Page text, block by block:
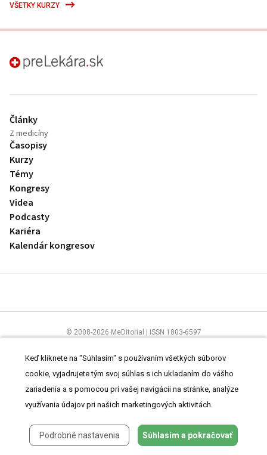
VŠETKY KURZY
preLekára.sk
Články
Z medicíny
Časopisy
Kurzy
Témy
Kongresy
Videa
Podcasty
Kariéra
Kalendár kongresov
© 2008-2026 MeDitorial | ISSN 1803-6597
ČítajteprehlásenieaZásady spracovania osobných údajov
Keď kliknete na "Súhlasím" s používaním všetkých súborov
cookie, vyjadrujete tým svoj súhlas s ich ukladaním do vášho
zariadenia a s pomocou pri vašej navigácii na stránke, analýze
využívania údajov pri našich marketingových aktivitách.
Podrobné nastavenia Súhlasím a pokračovať